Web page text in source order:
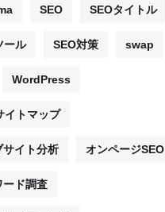
SEO SEOタイトル
ール SEO対策 swap
WordPress
イトマップ
サイト分析 オンページSEO
ード調査